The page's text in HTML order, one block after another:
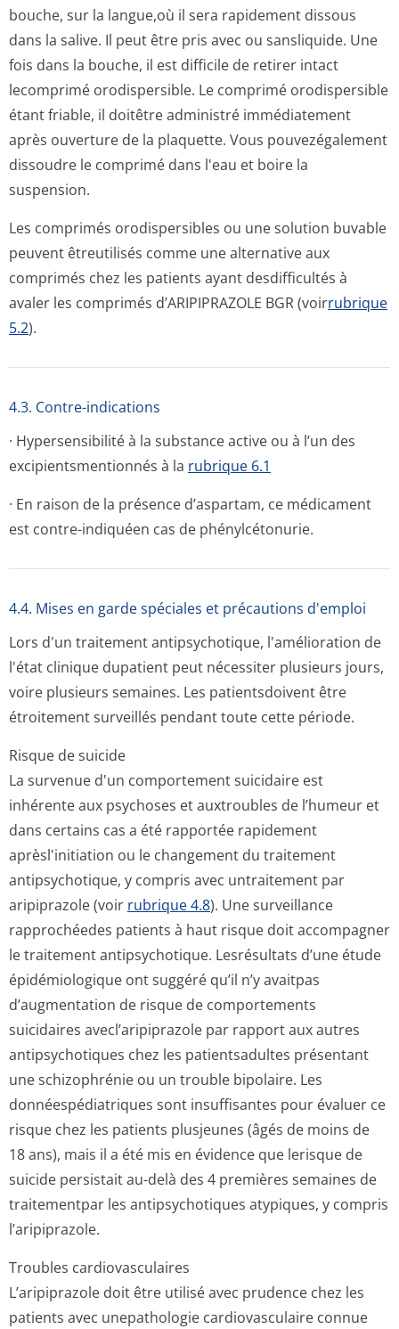
bouche, sur la langue,où il sera rapidement dissous
dans la salive. Il peut être pris avec ou sansliquide. Une
fois dans la bouche, il est difficile de retirer intact
lecomprimé orodispersible. Le comprimé orodispersible
étant friable, il doitêtre administré immédiatement
après ouverture de la plaquette. Vous pouvezégalement
dissoudre le comprimé dans l'eau et boire la
suspension.
Les comprimés orodispersibles ou une solution buvable
peuvent êtreutilisés comme une alternative aux
comprimés chez les patients ayant desdifficultés à
avaler les comprimés d’ARIPIPRAZOLE BGR (voirrubrique
5.2).
4.3. Contre-indications
· Hypersensibilité à la substance active ou à l’un des
excipientsmen­tionnés à la rubrique 6.1
· En raison de la présence d’aspartam, ce médicament
est contre-indiquéen cas de phénylcétonurie.
4.4. Mises en garde spéciales et précautions d'emploi
Lors d'un traitement antipsychotique, l'amélioration de
l'état clinique dupatient peut nécessiter plusieurs jours,
voire plusieurs semaines. Les patientsdoivent être
étroitement surveillés pendant toute cette période.
Risque de suicide
La survenue d'un comportement suicidaire est
inhérente aux psychoses et auxtroubles de l’humeur et
dans certains cas a été rapportée rapidement
aprèsl'initiation ou le changement du traitement
antipsychotique, y compris avec untraitement par
aripiprazole (voir rubrique 4.8). Une surveillance
rapprochéedes patients à haut risque doit accompagner
le traitement antipsychotique. Lesrésultats d’une étude
épidémiologique ont suggéré qu’il n’y avaitpas
d’augmentation de risque de comportements
suicidaires avecl’aripiprazole par rapport aux autres
antipsychotiques chez les patientsadultes présentant
une schizophrénie ou un trouble bipolaire. Les
donnéespédiatriques sont insuffisantes pour évaluer ce
risque chez les patients plusjeunes (âgés de moins de
18 ans), mais il a été mis en évidence que lerisque de
suicide persistait au-delà des 4 premières semaines de
traitementpar les antipsychotiques atypiques, y compris
l’aripiprazole.
Troubles cardiovasculaires
L’aripiprazole doit être utilisé avec prudence chez les
patients avec unepathologie cardiovasculaire connue